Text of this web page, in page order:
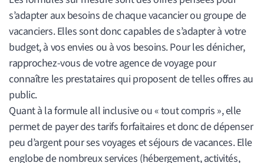
s’adapter aux besoins de chaque vacancier ou groupe de
vacanciers. Elles sont donc capables de s’adapter à votre
budget, à vos envies ou à vos besoins. Pour les dénicher,
rapprochez-vous de votre agence de voyage pour
connaître les prestataires qui proposent de telles offres au
public.
Quant à la formule all inclusive ou « tout compris », elle
permet de payer des tarifs forfaitaires et donc de dépenser
peu d’argent pour ses voyages et séjours de vacances. Elle
englobe de nombreux services (hébergement, activités,